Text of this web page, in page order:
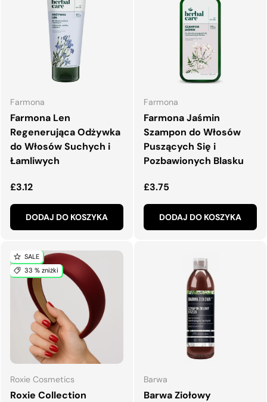
Farmona
Farmona Len
Regenerująca Odżywka
do Włosów Suchych i
Łamliwych
Normalna cena
£3.12
DODAJ DO KOSZYKA
Farmona
Farmona Jaśmin
Szampon do Włosów
Puszących Się i
Pozbawionych Blasku
Normalna cena
£3.75
DODAJ DO KOSZYKA
SALE
33 % zniżki
Roxie Cosmetics
Roxie Collection
Barwa
Barwa Ziołowy